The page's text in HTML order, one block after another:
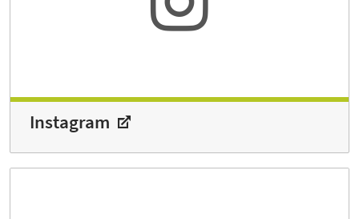
Instagram